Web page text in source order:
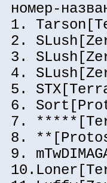
номер-
1.
2.
3.
4.
5.
6.
7.
8.
9.